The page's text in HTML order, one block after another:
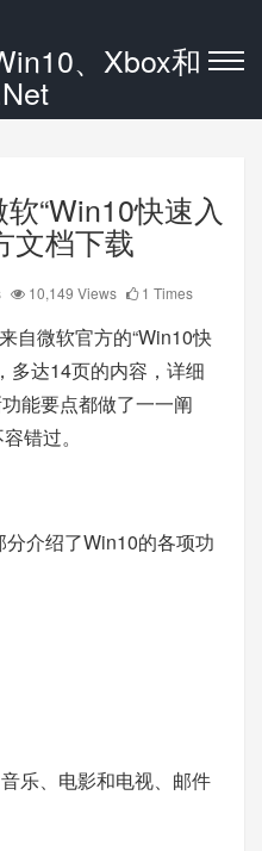
、Xbox和
“Win10快速入
文档下载
10,149 Views 1 Times
自微软官方的“Win10快
多达14页的内容，详细
能要点都做了一一阐
错过。
介绍了Win10的各项功
乐、电影和电视、邮件